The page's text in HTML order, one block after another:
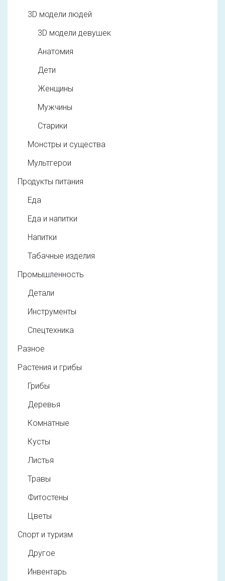
3D модели людей
3D модели девушек
Анатомия
Дети
Женщины
Мужчины
Старики
Монстры и существа
Мультгерои
Продукты питания
Еда
Еда и напитки
Напитки
Табачные изделия
Промышленность
Детали
Инструменты
Спецтехника
Разное
Растения и грибы
Грибы
Деревья
Комнатные
Кусты
Листья
Травы
Фитостены
Цветы
Спорт и туризм
Другое
Инвентарь